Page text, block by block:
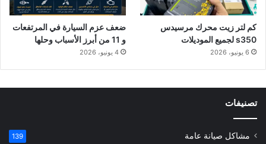
كم لتر زيت محرك مرسيدس
s350 لجميع الموديلات
6 يونيو، 2026
ضعف عزم السيارة في المرتفعات
و 11 من أبرز الأسباب وحلها
4 يونيو، 2026
تصنيفات
مشاكل صيانة عامة 139